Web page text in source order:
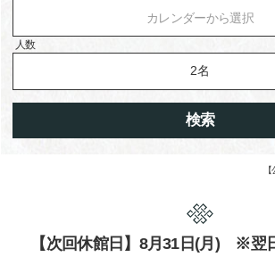
カレンダーから選択
人数
検索
【次回休館日】8月31日(月) ※翌